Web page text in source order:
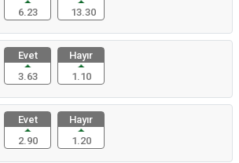
6.23
13.30
Evet
3.63
Hayır
1.10
Evet
2.90
Hayır
1.20